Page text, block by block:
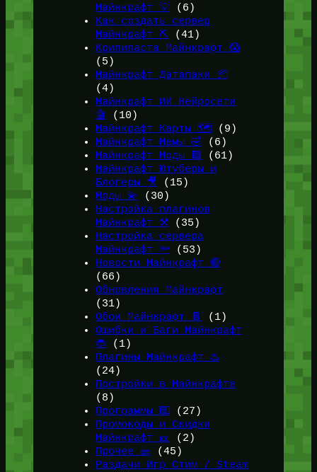
Майнкрафт 💡(6)
Как создать сервер
Майнкрафт ⛏️ (41)
Крипипаста Майнкрафт 😱
(5)
Майнкрафт Датапаки 📦
(4)
Майнкрафт ИИ Нейросети
🤖
(10)
Майнкрафт Карты 🗺️(9)
Майнкрафт Мемы 🤣 (6)
Майнкрафт Моды 🟩 (61)
Майнкрафт Ютуберы и
Блогеры 🎥
(15)
Моды 💫
(30)
Настройка плагинов
Майнкрафт ⚒️(35)
Настройка сервера
Майнкрафт 🔦 (53)
Новости Майнкрафт 🔴
(66)
Обновления Майнкрафт
(31)
Обои Майнкрафт 📔
(1)
Ошибки и Баги Майнкрафт
🐞(1)
Плагины Майнкрафт ♨️
(24)
Постройки в Майнкрафте
(8)
Программы ⌨️(27)
Промокоды и Скидки
Майнкрафт 🎫
(2)
Прочее 🧱 (45)
Раздачи Игр Стим / Steam